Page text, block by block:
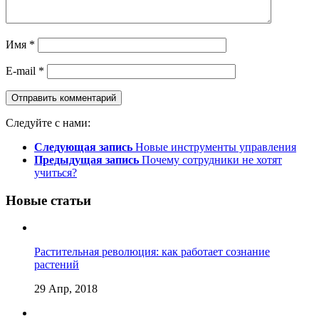
Имя *
E-mail *
Следуйте с нами:
Следующая запись Новые инструменты управления
Предыдущая запись Почему сотрудники не хотят
учиться?
Новые статьи
Растительная революция: как работает сознание
растений
29 Апр, 2018